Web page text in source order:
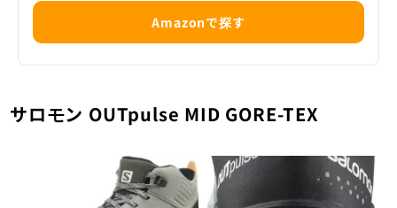
Amazonで探す
サロモン OUTpulse MID GORE-TEX